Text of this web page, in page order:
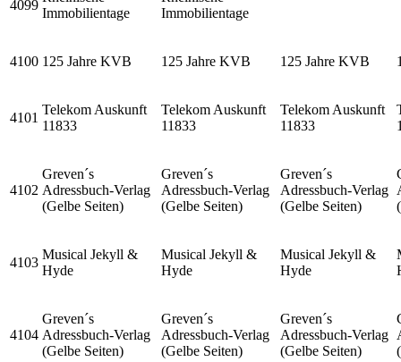
4099
Immobilientage
Immobilientage
4100 125 Jahre KVB 125 Jahre KVB 125 Jahre KVB
4101
Telekom Auskunft
11833
Telekom Auskunft
11833
Telekom Auskunft
11833
4102
Greven´s
Adressbuch-Verlag
(Gelbe Seiten)
Greven´s
Adressbuch-Verlag
(Gelbe Seiten)
Greven´s
Adressbuch-Verlag
(Gelbe Seiten)
4103
Musical Jekyll &
Hyde
Musical Jekyll &
Hyde
Musical Jekyll &
Hyde
4104
Greven´s
Adressbuch-Verlag
(Gelbe Seiten)
Greven´s
Adressbuch-Verlag
(Gelbe Seiten)
Greven´s
Adressbuch-Verlag
(Gelbe Seiten)